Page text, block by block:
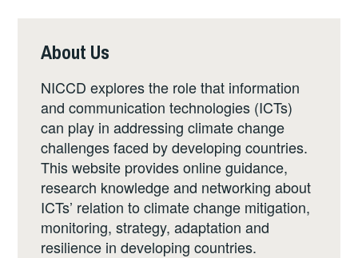
About Us
NICCD explores the role that information
and communication technologies (ICTs)
can play in addressing climate change
challenges faced by developing countries.
This website provides online guidance,
research knowledge and networking about
ICTs’ relation to climate change mitigation,
monitoring, strategy, adaptation and
resilience in developing countries.